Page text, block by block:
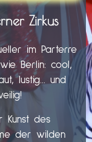
Zirkus
im Parterre
Berlin: cool,
lustig… und
Kunst des
der wilden